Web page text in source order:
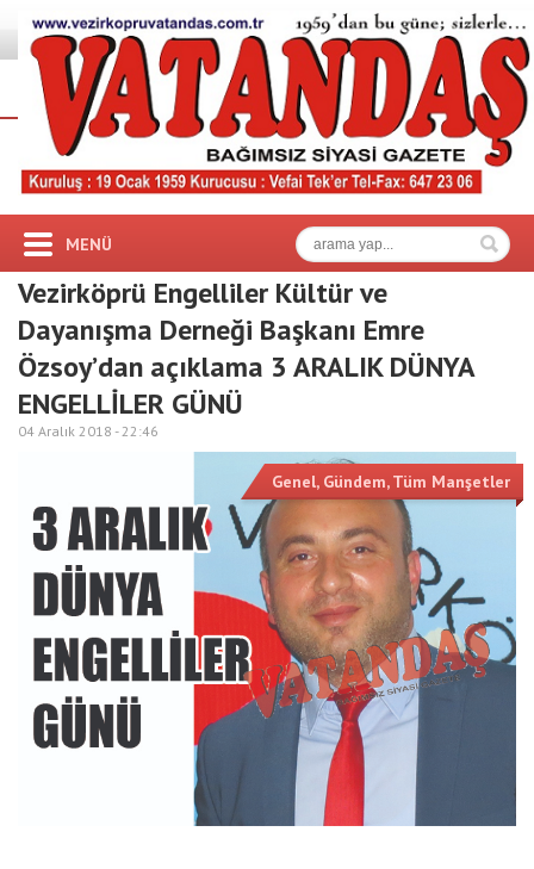
MENÜ
Vezirköprü Engelliler Kültür ve
Dayanışma Derneği Başkanı Emre
Özsoy’dan açıklama 3 ARALIK DÜNYA
ENGELLİLER GÜNÜ
04 Aralık 2018 -22:46
Genel, Gündem,Tüm Manşetler